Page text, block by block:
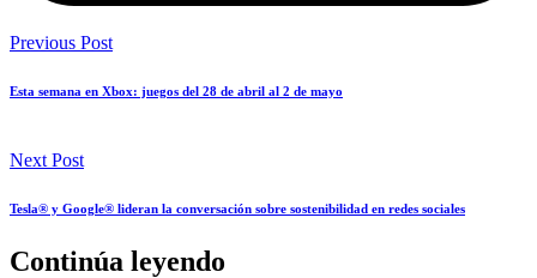
Previous Post
Esta semana en Xbox: juegos del 28 de abril al 2 de mayo
Next Post
Tesla® y Google® lideran la conversación sobre sostenibilidad en redes sociales
Continúa leyendo